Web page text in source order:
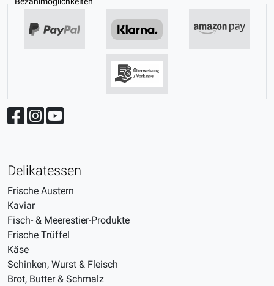
Delikatessen
Frische Austern
Kaviar
Fisch- & Meerestier-Produkte
Frische Trüffel
Käse
Schinken, Wurst & Fleisch
Brot, Butter & Schmalz